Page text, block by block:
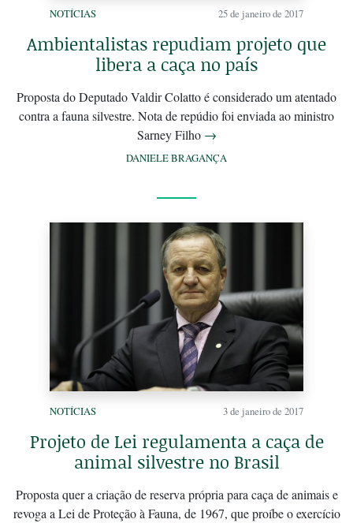
NOTÍCIAS 25 de janeiro de 2017
Ambientalistas repudiam projeto que
libera a caça no país
Proposta do Deputado Valdir Colatto é considerado um atentado
contra a fauna silvestre. Nota de repúdio foi enviada ao ministro
Sarney Filho →
DANIELE BRAGANÇA
NOTÍCIAS 3 de janeiro de 2017
Projeto de Lei regulamenta a caça de
animal silvestre no Brasil
Proposta quer a criação de reserva própria para caça de animais e
revoga a Lei de Proteção à Fauna, de 1967, que proíbe o exercício